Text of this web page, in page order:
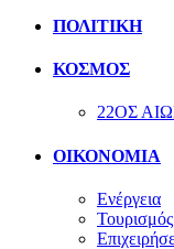
ΠΟΛΙΤΙΚΗ
ΚΟΣΜΟΣ
22ΟΣ
ΟΙΚΟΝΟΜΙΑ
Ενέργεια
Τουρισμός